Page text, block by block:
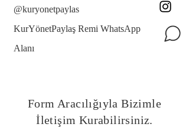
@kuryonetpaylas
KurYönetPaylaş Remi WhatsApp
Alanı
Form Aracılığıyla Bizimle
İletişim Kurabilirsiniz.